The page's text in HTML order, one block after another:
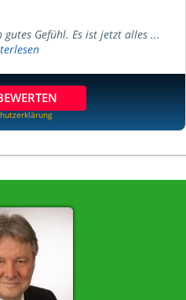
Gefühl. Es ist jetzt alles ...